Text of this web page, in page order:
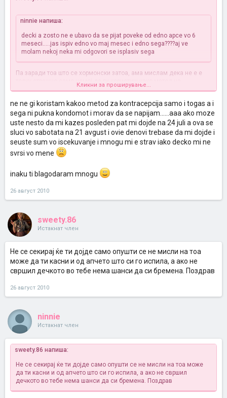
ninnie напиша:
decki a zosto ne e ubavo da se pijat poveke od edno apce vo 6
meseci.....jas ispiv edno vo maj mesec i edno sega????aj ve
molam nekoj neka mi odgovori se isplasiv sega
Па заради тоа што се хормонски затоа, ама мислам дека не е е
толку страшно само немој да ги користиш како метод на
контрацепција
Кликни за проширување...
ne ne gi koristam kakoo metod za kontracepcija samo i togas a i
sega ni pukna kondomot i morav da se napijam......aaa ako moze
uste nesto da mi kazes posleden pat mi dojde na 24 juli a ova se
sluci vo sabotata na 21 avgust i ovie denovi trebase da mi dojde i
seuste sum vo iscekuvanje i mnogu mi e strav iako decko mi ne
svrsi vo mene
inaku ti blagodaram mnogu
26 август 2010
sweety.86
Истакнат член
Не се секирај ќе ти дојде само опушти се не мисли на тоа
може да ти касни и од апчето што си го испила, а ако не
свршил дечкото во тебе нема шанси да си бремена. Поздрав
26 август 2010
ninnie
Истакнат член
sweety.86 напиша:
Не се секирај ќе ти дојде само опушти се не мисли на тоа може
да ти касни и од апчето што си го испила, а ако не свршил
дечкото во тебе нема шанси да си бремена. Поздрав